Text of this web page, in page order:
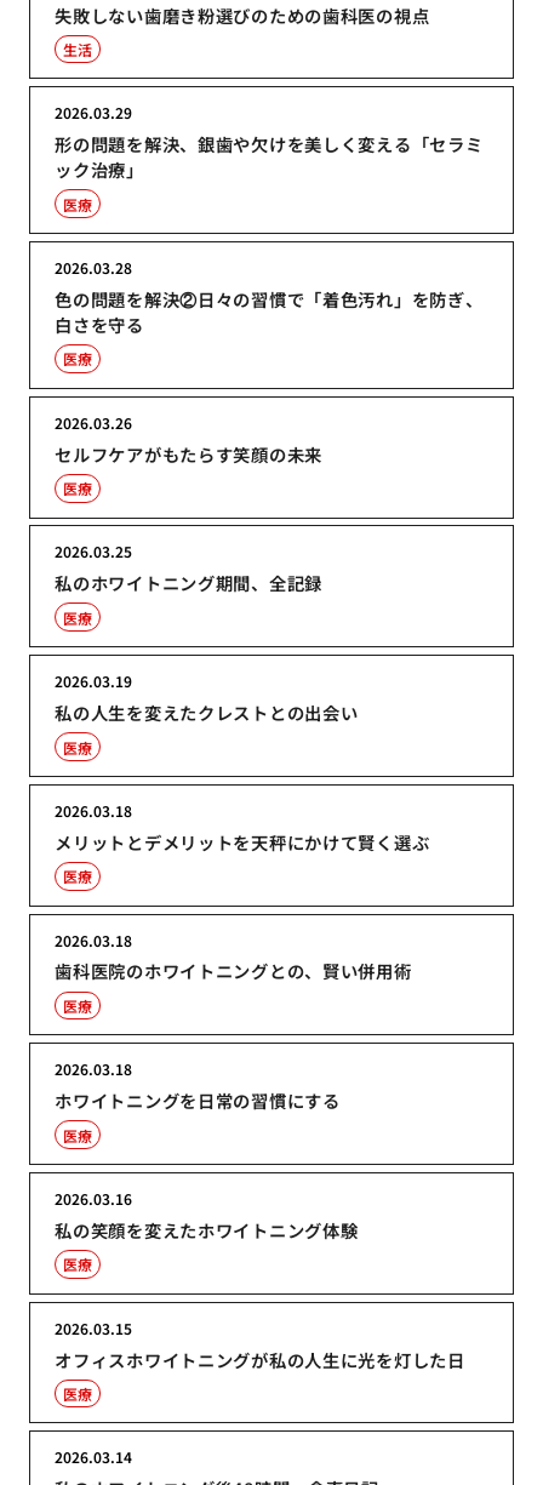
失敗しない歯磨き粉選びのための歯科医の視点
生活
形の問題を解決、銀歯や欠けを美しく変える「セラミ
ック治療」
2026.03.29
医療
色の問題を解決②日々の習慣で「着色汚れ」を防ぎ、
白さを守る
2026.03.28
医療
セルフケアがもたらす笑顔の未来
2026.03.26
医療
私のホワイトニング期間、全記録
2026.03.25
医療
私の人生を変えたクレストとの出会い
2026.03.19
医療
メリットとデメリットを天秤にかけて賢く選ぶ
2026.03.18
医療
歯科医院のホワイトニングとの、賢い併用術
2026.03.18
医療
ホワイトニングを日常の習慣にする
2026.03.18
医療
私の笑顔を変えたホワイトニング体験
2026.03.16
医療
オフィスホワイトニングが私の人生に光を灯した日
2026.03.15
医療
2026.03.14